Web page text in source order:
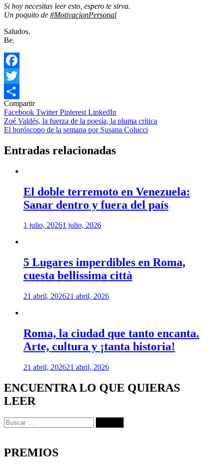
Si hoy necesitas leer esto, espero te sirva.
Un poquito de #MotivacionPersonal
Saludos,
Be.
Facebook
Twitter
Compartir
Compartir
Facebook TwitterPinterest LinkedIn
Navegación
de
entradas
Zoé Valdés, la fuerza de la poesía, la pluma crítica
El horóscopo de la semana por Susana Colucci
Entradas relacionadas
El doble terremoto en Venezuela:
Sanar dentro y fuera del país
1 julio, 20261 julio, 2026
5 Lugares imperdibles en Roma,
cuesta bellissima città
21 abril, 202621 abril, 2026
Roma, la ciudad que tanto encanta.
Arte, cultura y ¡tanta historia!
21 abril, 202621 abril, 2026
ENCUENTRA LO QUE QUIERAS
LEER
Buscar:
PREMIOS